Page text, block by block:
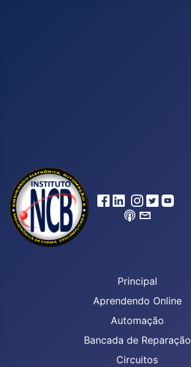
Principal
Aprendendo Online
Automação
Bancada de Reparação
Circuitos